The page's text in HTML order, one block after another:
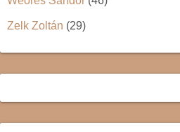
Zelk Zoltán (29)